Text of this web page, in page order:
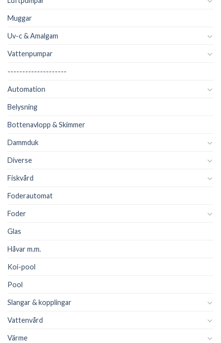
Muggar
Uv-c & Amalgam
Vattenpumpar
--------------------
Automation
Belysning
Bottenavlopp & Skimmer
Dammduk
Diverse
Fiskvård
Foderautomat
Foder
Glas
Håvar m.m.
Koi-pool
Pool
Slangar & kopplingar
Vattenvård
Värme